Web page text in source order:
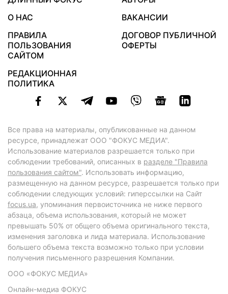
О НАС
ВАКАНСИИ
ПРАВИЛА
ПОЛЬЗОВАНИЯ
САЙТОМ
ДОГОВОР ПУБЛИЧНОЙ
ОФЕРТЫ
РЕДАКЦИОННАЯ
ПОЛИТИКА
Все права на материалы, опубликованные на данном
ресурсе, принадлежат ООО "ФОКУС МЕДИА".
Использование материалов разрешается только при
соблюдении требований, описанных в разделе "Правила
пользования сайтом". Использовать информацию,
размещенную на данном ресурсе, разрешается только при
соблюдении следующих условий: гиперссылки на Сайт
focus.ua, упоминания первоисточника не ниже первого
абзаца, объема использования, который не может
превышать 50% от общего объема оригинального текста,
изменения заголовка и лида материала. Использование
большего объема текста возможно только при условии
получения письменного разрешения Компании.
ООО «ФОКУС МЕДИА»
Онлайн-медиа ФОКУС